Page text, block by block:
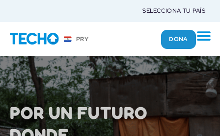
SELECCIONA TU PAÍS
PRY DONA
SÉ UN LIDER